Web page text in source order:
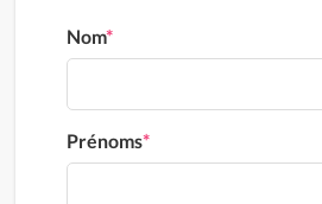
Nom*
Prénoms*